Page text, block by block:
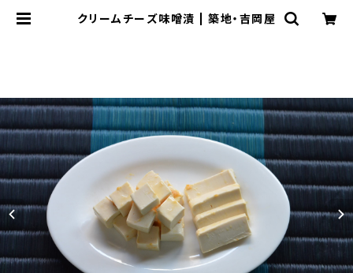
クリームチーズ味噌漬 | 築地・吉岡屋